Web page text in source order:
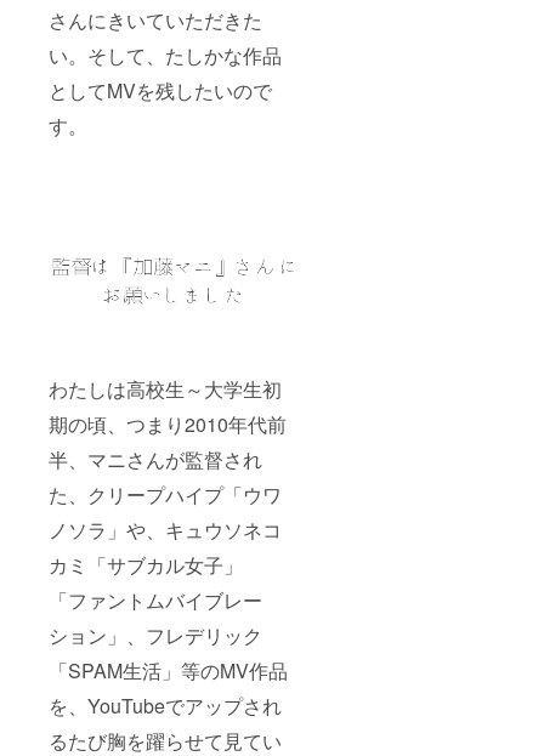
さんにきいていただきた
い。そして、たしかな作品
としてMVを残したいので
す。
わたしは高校生～大学生初
期の頃、つまり2010年代前
半、マニさんが監督され
た、クリープハイプ「ウワ
ノソラ」や、キュウソネコ
カミ「サブカル女子」
「ファントムバイブレー
ション」、フレデリック
「SPAM生活」等のMV作品
を、YouTubeでアップされ
るたび胸を躍らせて見てい